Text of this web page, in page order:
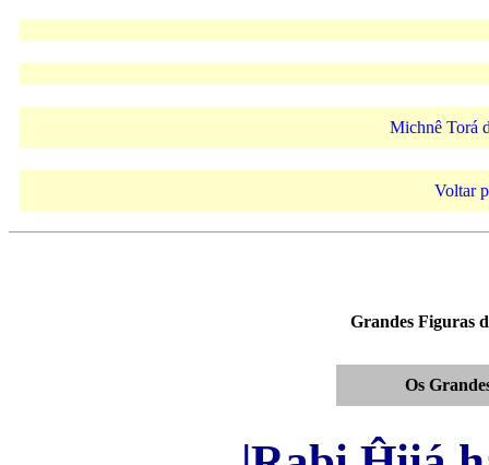
Michnê Torá
Voltar
Grandes Figuras
Os